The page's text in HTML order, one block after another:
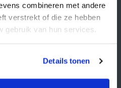
combineren met andere
verstrekt of die ze hebben
gebruik van hun services.
Details tonen